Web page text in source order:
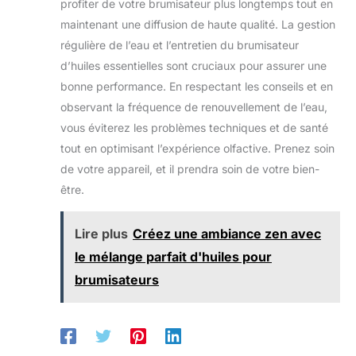
maison et facilitant vos
déplacements nocturnes.
chambre à coucher, votre
salon, votre bureau ou
même pendant vos
séances de yoga ou de
méditation, ce diffuseur
s'adapte parfaitement et
environnement. Matériau
sans danger et sans BPA:
Notre diffuseur est
fabriqué à partir de
matériaux sans BPA sûrs.
Avec l'arrêt automatique,
Profitez des bienfaits de
l'aromathérapie en toute
tranquillité d'esprit, que
ce soit pour soulager le
stress, favoriser la
détente, améliorer le
l'aromathérapie pour vous
aider à créer l'atmosphère
d'aromathérapie est
équipée d'une
permet de contrôler à
machine d'aromathérapie.
Pas besoin d'être proche
utiliser Conception
d'aromathérapie avec
télécommande a un
design compact et une
belle forme. Le boîtier
EXCLUSIVE :Coffret complet avec 10 huiles
essentielles + garantie 24 mois. Satisfait ou
remboursé ! Assistance française rapide.
profiter de votre brumisateur plus longtemps tout en
maintenant une diffusion de haute qualité. La gestion
régulière de l’eau et l’entretien du brumisateur
d’huiles essentielles sont cruciaux pour assurer une
bonne performance. En respectant les conseils et en
observant la fréquence de renouvellement de l’eau,
vous éviterez les problèmes techniques et de santé
tout en optimisant l’expérience olfactive. Prenez soin
de votre appareil, et il prendra soin de votre bien-
être.
Lire plus Créez une ambiance zen avec
le mélange parfait d'huiles pour
brumisateurs